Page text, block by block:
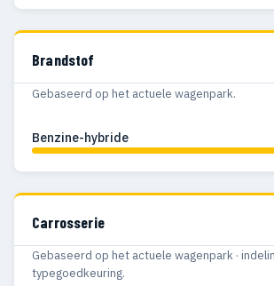
Brandstof
Gebaseerd op het actuele wagenpark.
Benzine-hybride
Carrosserie
Gebaseerd op het actuele wagenpark ·
typegoedkeuring.